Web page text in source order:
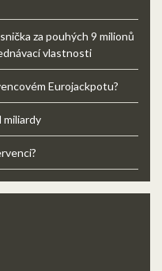
za pouhých 9 milionů
vlastnosti
Eurojackpotu?
miliardy